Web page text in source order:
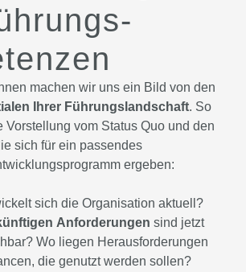
machen wir uns ein Bild von den
Ihrer Führungslandschaft. So
Vorstellung vom Status Quo und den
sich für ein passendes
ergeben:
sich die Organisation aktuell?
Anforderungen sind jetzt
Wo liegen Herausforderungen
die genutzt werden sollen?